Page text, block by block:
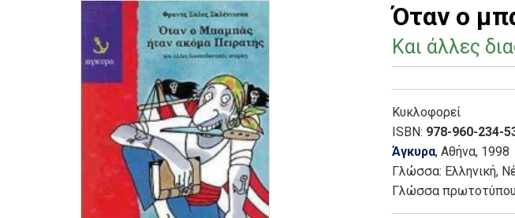
Όταν ο
Και άλλες
Κυκλοφορεί
ISBN: 978-960-234-
Άγκυρα, Αθήνα, 1998
Γλώσσα: Ελληνική,
Γλώσσα